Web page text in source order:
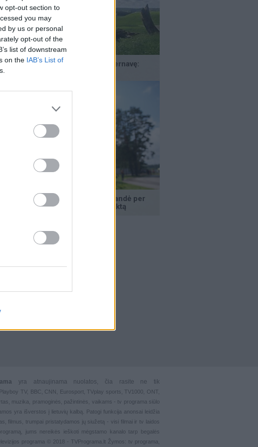
opt-out section to
you may
by us or personal
opt-out of the
list of downstream
on the IAB’s List of
yra atnaujinama nuolatos, čia rasite ne tik
TV, BBC, CNN, Eurosport, TVplay sports , TV1000, ONT,
muzika pramoginės pažintinės vaikams - tv programa siūlo
yra išverstos į lietuvių kalbą. Patogi funkcija anonsai leidžia
filmus, trumpai pristatydamos jų siužetą - visi filmai ir tv laidos
jums nereikės ieškoti mėgstamo kanalo tarp begalės
programa © 2018 - TVPrograma.lt Žymos: tv programa,